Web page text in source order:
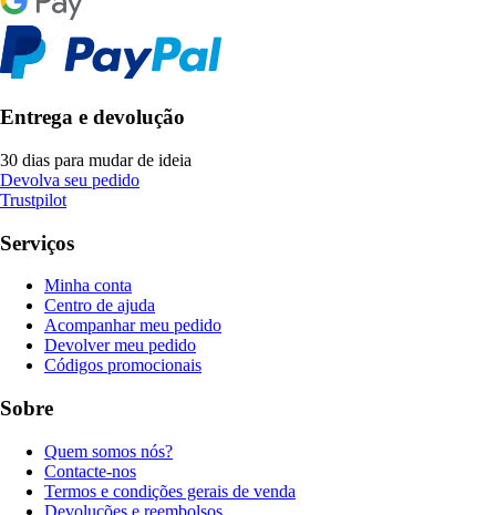
Entrega e devolução
30 dias para mudar de ideia
Devolva seu pedido
Trustpilot
Serviços
Minha conta
Centro de ajuda
Acompanhar meu pedido
Devolver meu pedido
Códigos promocionais
Sobre
Quem somos nós?
Contacte-nos
Termos e condições gerais de venda
Devoluções e reembolsos